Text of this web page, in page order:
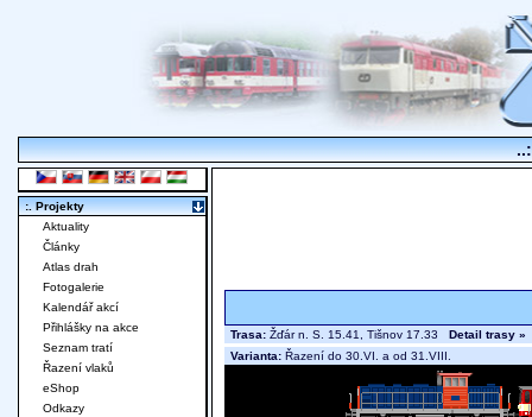
Trasa: Žďár n. S. 15.41, Tišnov 17.33 Detail trasy »
Varianta: Řazení do 30.VI. a od 31.VIII.
:. Projekty
Aktuality
Články
Atlas drah
Fotogalerie
Kalendář akcí
Přihlášky na akce
Seznam tratí
Řazení vlaků
eShop
Odkazy